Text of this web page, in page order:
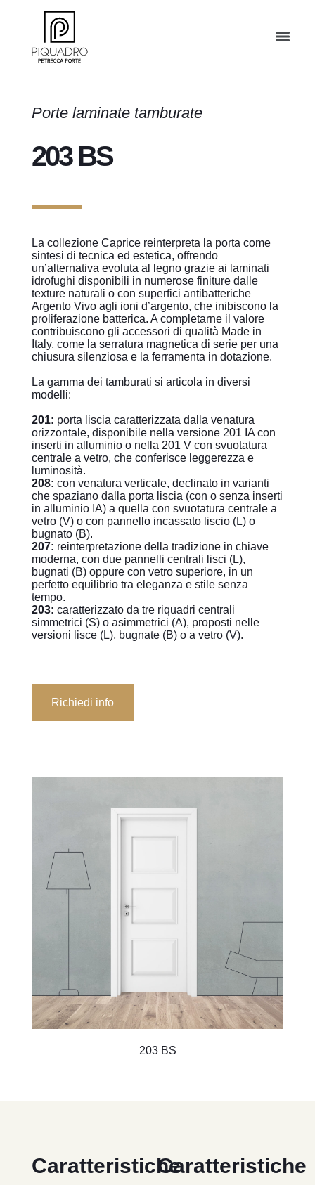
203 BS
Porte laminate tamburate
203 BS
La collezione Caprice reinterpreta la porta come
sintesi di tecnica ed estetica, offrendo
un’alternativa evoluta al legno grazie ai laminati
idrofughi disponibili in numerose finiture dalle
texture naturali o con superfici antibatteriche
Argento Vivo agli ioni d’argento, che inibiscono la
proliferazione batterica. A completarne il valore
contribuiscono gli accessori di qualità Made in
Italy, come la serratura magnetica di serie per una
chiusura silenziosa e la ferramenta in dotazione.
La gamma dei tamburati si articola in diversi
modelli:
201: porta liscia caratterizzata dalla venatura
orizzontale, disponibile nella versione 201 IA con
inserti in alluminio o nella 201 V con svuotatura
centrale a vetro, che conferisce leggerezza e
luminosità.
208: con venatura verticale, declinato in varianti
che spaziano dalla porta liscia (con o senza inserti
in alluminio IA) a quella con svuotatura centrale a
vetro (V) o con pannello incassato liscio (L) o
bugnato (B).
207: reinterpretazione della tradizione in chiave
moderna, con due pannelli centrali lisci (L),
bugnati (B) oppure con vetro superiore, in un
perfetto equilibrio tra eleganza e stile senza
tempo.
203: caratterizzato da tre riquadri centrali
simmetrici (S) o asimmetrici (A), proposti nelle
versioni lisce (L), bugnate (B) o a vetro (V).
Richiedi info
Caratteristiche
Caratteristiche